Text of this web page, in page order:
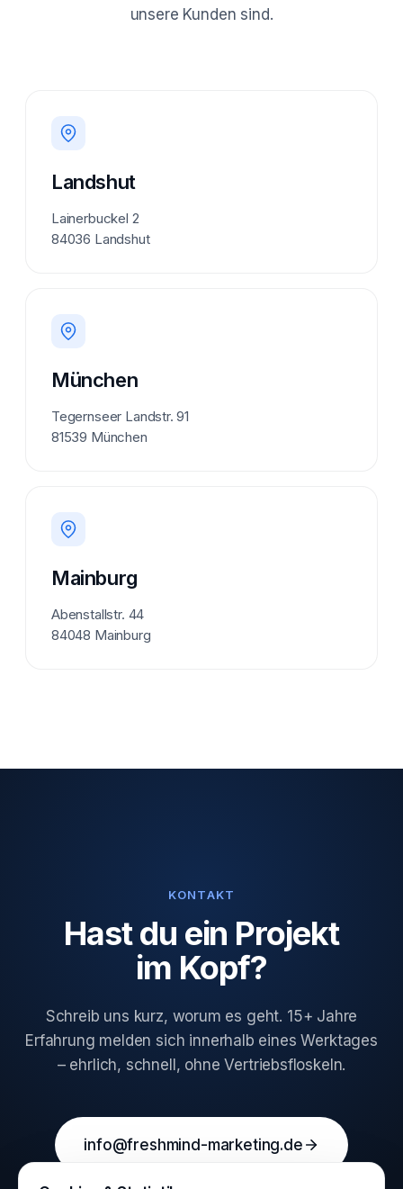
unsere Kunden sind.
Landshut
Lainerbuckel 2
84036 Landshut
München
Tegernseer Landstr. 91
81539 München
Mainburg
Abenstallstr. 44
84048 Mainburg
KONTAKT
Hast du ein Projekt
im Kopf?
Schreib uns kurz, worum es geht. 15+ Jahre
Erfahrung melden sich innerhalb eines Werktages
– ehrlich, schnell, ohne Vertriebsfloskeln.
info@freshmind-marketing.de